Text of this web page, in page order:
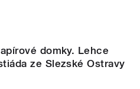
domky. Lehce
ze Slezské Ostravy